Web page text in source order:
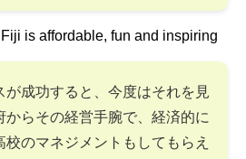
が成功すると、今度はそれを見
からその経営手腕で、経済的に
校のマネジメントもしてもらえ